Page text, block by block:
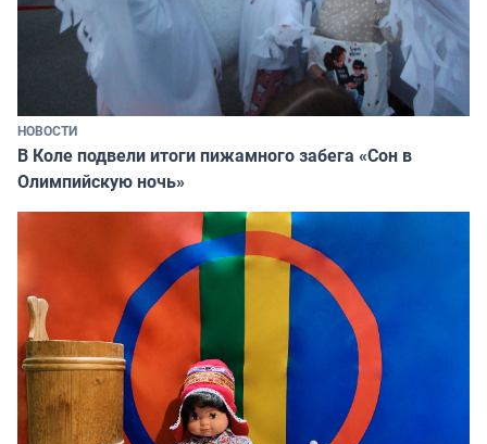
НОВОСТИ
В Коле подвели итоги пижамного забега «Сон в
Олимпийскую ночь»